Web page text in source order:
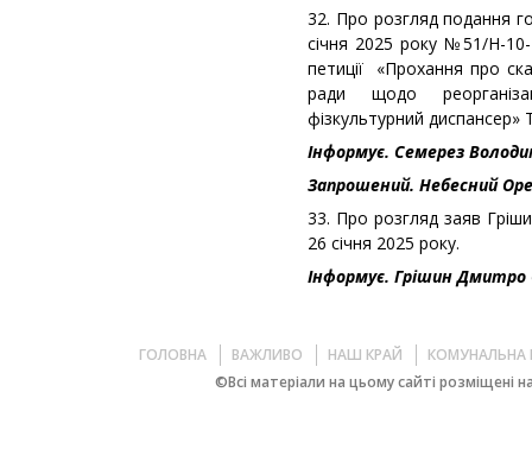
32. Про розгляд подання
січня 2025 року №51/Н-10-
петиції «Прохання про
ради щодо
фізкультурний диспансер»
Інформує. Семерез
Запрошений. Небесний
33. Про розгляд заяв
26 січня 2025 року.
Інформує. Грішин Дмитро
ГОЛОВНА ВАЖЛИВО НАШ КРАЙ
КОМУНАЛЬНА
©Всі матеріали на цьому сайті розміщені